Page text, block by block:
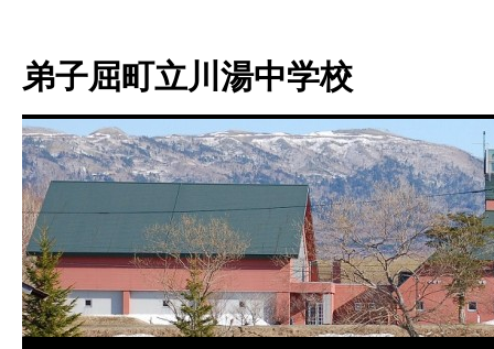
弟子屈町立川湯中学校